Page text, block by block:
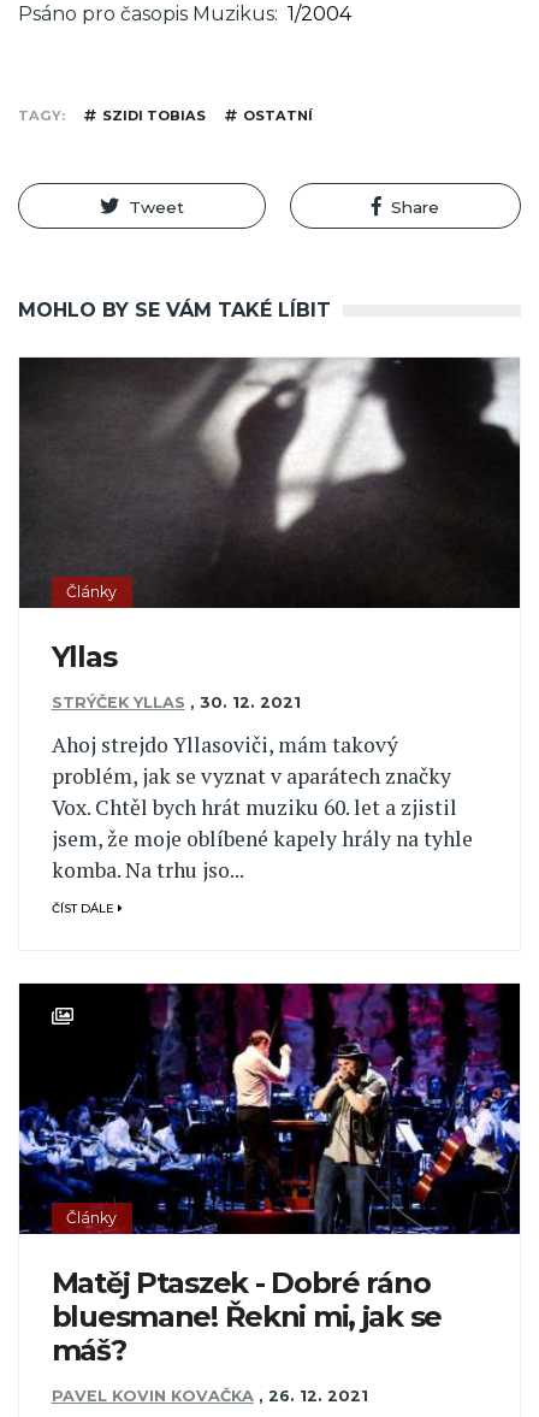
Psáno pro časopis Muzikus 1/2004
TAGY SZIDI TOBIAS OSTATNÍ
Tweet Share
MOHLO BY SE VÁM TAKÉ LÍBIT
Články
Yllas
STRÝČEK YLLAS , 30. 12. 2021
Ahoj strejdo Yllasoviči, mám takový
problém, jak se vyznat v aparátech značky
Vox. Chtěl bych hrát muziku 60. let a zjistil
jsem, že moje oblíbené kapely hrály na tyhle
komba. Na trhu jso...
ČÍST DÁLE
Články
Matěj Ptaszek - Dobré ráno
bluesmane! Řekni mi, jak se
máš?
PAVEL KOVIN KOVAČKA , 26. 12. 2021